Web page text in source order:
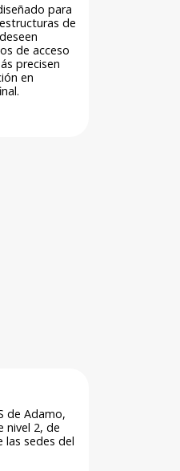
para
de
de acceso
precisen
en
de Adamo,
nivel 2, de
sedes del